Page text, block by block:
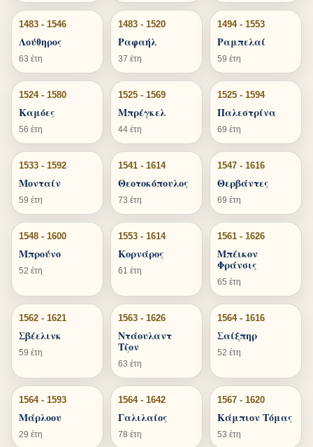
1483 - 1546
Λούθηρος
63 έτη
1483 - 1520
Ραφαήλ
37 έτη
1494 - 1553
Ραμπελαί
59 έτη
1524 - 1580
Καμόες
56 έτη
1525 - 1569
Μπρέγκελ
44 έτη
1525 - 1594
Παλεστρίνα
69 έτη
1533 - 1592
Μονταίν
59 έτη
1541 - 1614
Θεοτοκόπουλος
73 έτη
1547 - 1616
Θερβάντες
69 έτη
1548 - 1600
Μπρούνο
52 έτη
1553 - 1614
Κορνάρος
61 έτη
1561 - 1626
Μπέικον
Φράνσις
65 έτη
1562 - 1621
Σβέελινκ
59 έτη
1563 - 1626
Ντάουλαντ
Τζον
63 έτη
1564 - 1616
Σαίξπηρ
52 έτη
1564 - 1593
Μάρλοου
29 έτη
1564 - 1642
Γαλιλαίος
78 έτη
1567 - 1620
Κάμπιον Τόμας
53 έτη